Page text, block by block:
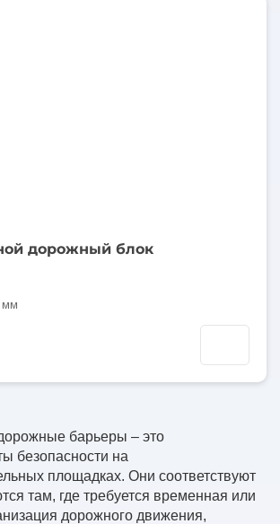
дорожный блок
мм
барьеры – это
безопасности на
площадках. Они соответствуют
там, где требуется временная или
дорожного движения,